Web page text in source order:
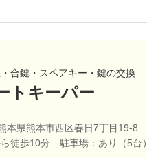
合鍵・スペアキー・鍵の交換
トキーパー
本県熊本市西区春日7丁目19-8
徒歩10分 駐車場：あり（5台）